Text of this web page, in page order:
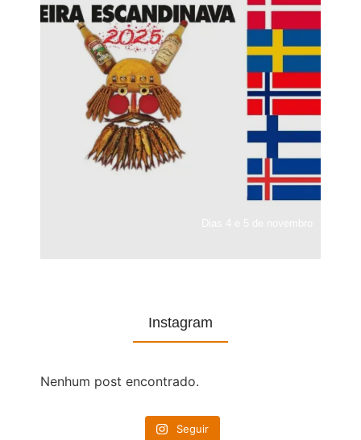
Instagram
Nenhum post encontrado.
Seguir